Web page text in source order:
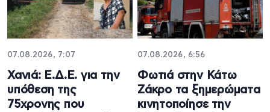
07.08.2026, 7:07
Χανιά: Ε.Δ.Ε. για την
υπόθεση της
75χρονης που
07.08.2026, 6:56
Φωτιά στην Κάτω
Ζάκρο τα ξημερώματα
κινητοποίησε την